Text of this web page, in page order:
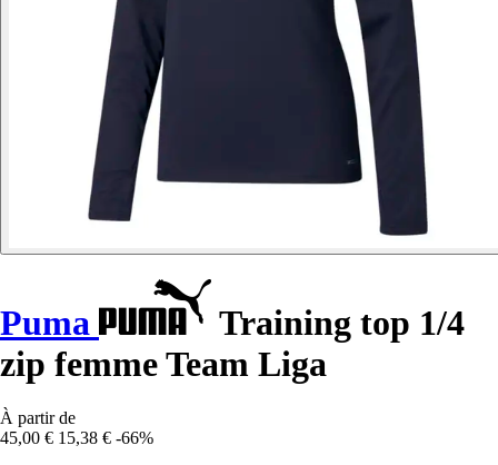
Puma
Training top 1/4
zip femme Team Liga
À partir de
45,00 € 15,38 € -66%